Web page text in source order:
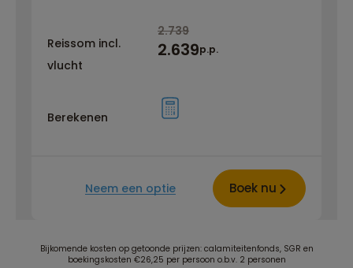
Reissom incl.
vlucht
2.739
2.639p.p.
Berekenen
Neem een optie Boek nu
Bijkomende kosten op getoonde prijzen: calamiteitenfonds, SGR en
boekingskosten €26,25 per persoon o.b.v. 2 personen